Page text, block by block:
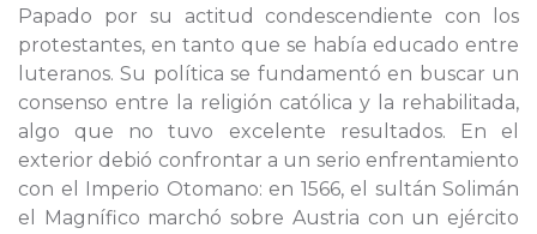
Papado por su actitud condescendiente con los
protestantes, en tanto que se había educado entre
luteranos. Su política se fundamentó en buscar un
consenso entre la religión católica y la rehabilitada,
algo que no tuvo excelente resultados. En el
exterior debió confrontar a un serio enfrentamiento
con el Imperio Otomano: en 1566, el sultán Solimán
el Magnífico marchó sobre Austria con un ejército